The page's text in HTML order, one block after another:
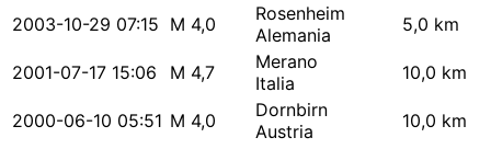
2003-10-29 07:15 M 4,0
Rosenheim
Alemania
5,0 km
2001-07-17 15:06 M 4,7
Merano
Italia
10,0 km
2000-06-10 05:51 M 4,0
Dornbirn
Austria
10,0 km